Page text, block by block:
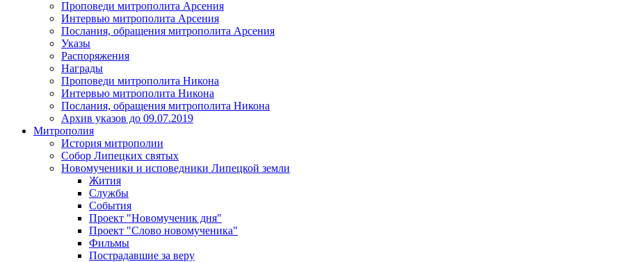
Проповеди митрополита Арсения
Интервью митрополита Арсения
Послания, обращения митрополита Арсения
Указы
Распоряжения
Награды
Проповеди митрополита Никона
Интервью митрополита Никона
Послания, обращения митрополита Никона
Архив указов до 09.07.2019
Митрополия
История митрополии
Собор Липецких святых
Новомученики и исповедники Липецкой земли
Жития
Службы
События
Проект "Новомученик дня"
Проект "Слово новомученика"
Фильмы
Пострадавшие за веру